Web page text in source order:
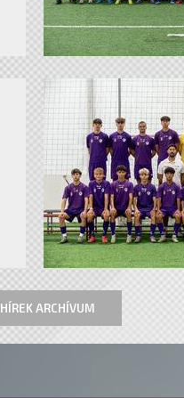
HÍREK ARCHÍVUM